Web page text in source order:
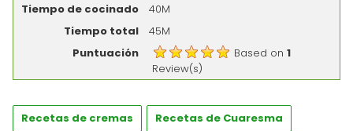
Tiempo de cocinado
40M
Tiempo total
45M
Puntuación
Based on1
Review(s)
Recetas de cremas Recetas de Cuaresma